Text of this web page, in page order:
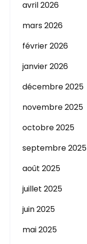
avril 2026
mars 2026
février 2026
janvier 2026
décembre 2025
novembre 2025
octobre 2025
septembre 2025
août 2025
juillet 2025
juin 2025
mai 2025